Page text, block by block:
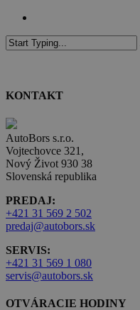
KONTAKT
AutoBors s.r.o.
Vojtechovce 321,
Nový Život 930 38
Slovenská republika
PREDAJ:
+421 31 569 2 502
predaj@autobors.sk
SERVIS:
+421 31 569 1 080
servis@autobors.sk
OTVÁRACIE HODINY